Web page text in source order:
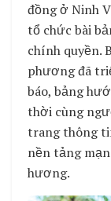
đồng ở Ninh
tổ chức bài
chính quyền.
phương đã
báo, bảng
thời cùng
trang thông
nền tảng
hương.